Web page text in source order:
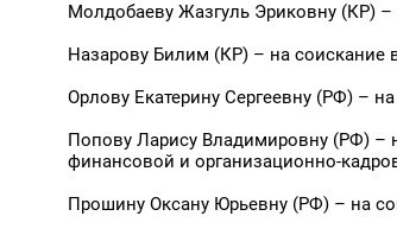
Молдобаеву Жазгуль Эриковну (КР) –
Назарову Билим (КР) – на соискание
Орлову Екатерину Сергеевну (РФ) –
Попову Ларису Владимировну (РФ) –
финансовой и организационно-
Прошину Оксану Юрьевну (РФ) – на